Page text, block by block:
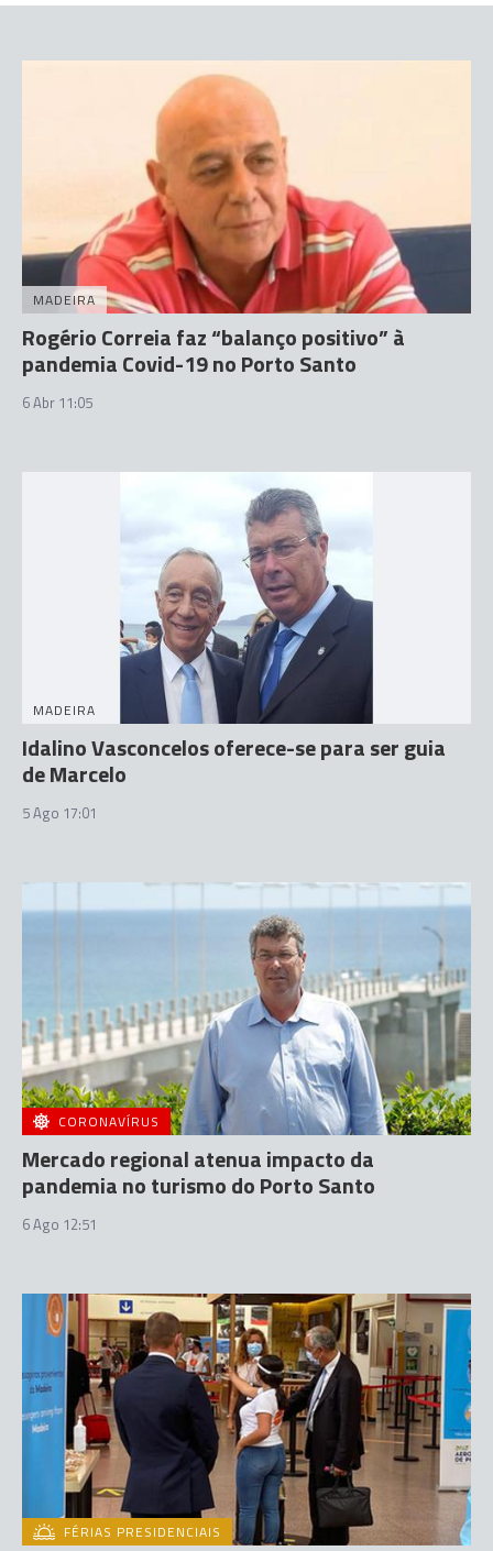
MADEIRA
Rogério Correia faz “balanço positivo” à
pandemia Covid-19 no Porto Santo
6 Abr 11:05
MADEIRA
Idalino Vasconcelos oferece-se para ser guia
de Marcelo
5 Ago 17:01
CORONAVÍRUS
Mercado regional atenua impacto da
pandemia no turismo do Porto Santo
6 Ago 12:51
FÉRIAS PRESIDENCIAIS